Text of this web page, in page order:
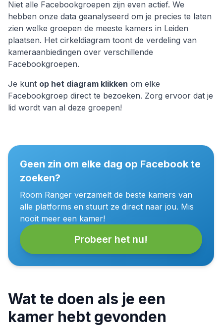
Niet alle Facebookgroepen zijn even actief. We
hebben onze data geanalyseerd om je precies te laten
zien welke groepen de meeste kamers in Leiden
plaatsen. Het cirkeldiagram toont de verdeling van
kameraanbiedingen over verschillende
Facebookgroepen.
Je kunt op het diagram klikken om elke
Facebookgroep direct te bezoeken. Zorg ervoor dat je
lid wordt van al deze groepen!
Geen zin om elke dag op Facebook te
zoeken?
Room Ranger verzamelt de beste kamers van
alle platforms en stuurt ze direct naar jou. Mis
nooit meer een kamer!
Probeer het nu!
Wat te doen als je een
kamer hebt gevonden